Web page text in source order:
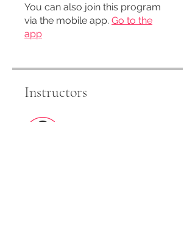
You can also join this program
via the mobile app. Go to the
app
Instructors